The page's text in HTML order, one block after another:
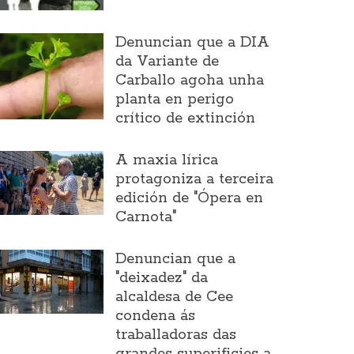
Denuncian que a DIA
da Variante de
Carballo agoha unha
planta en perigo
crítico de extinción
A maxia lírica
protagoniza a terceira
edición de "Ópera en
Carnota"
Denuncian que a
"deixadez" da
alcaldesa de Cee
condena ás
traballadoras das